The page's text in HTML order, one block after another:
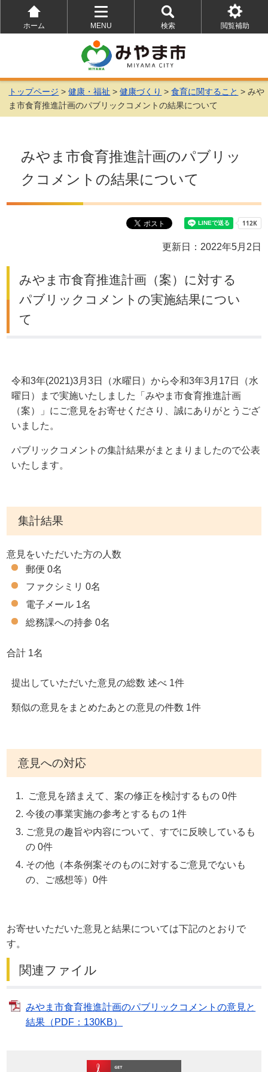
ホーム
MENU
を
開
く
検索
を
開
く
閲覧補助
を
トップページ >健康・福祉 >健康づくり >食育に関すること > みや
ま市食育推進計画のパブリックコメントの結果について
みやま市食育推進計画のパブリッ
クコメントの結果について
更新日：2022年5月2日
みやま市食育推進計画（案）に対する
パブリックコメントの実施結果につい
て
令和3年(2021)3月3日（水曜日）から令和3年3月17日（水
曜日）まで実施いたしました「みやま市食育推進計画
（案）」にご意見をお寄せくださり、誠にありがとうござ
いました。
パブリックコメントの集計結果がまとまりましたので公表
いたします。
集計結果
意見をいただいた方の人数
郵便 0名
ファクシミリ 0名
電子メール 1名
総務課への持参 0名
合計 1名
提出していただいた意見の総数 述べ 1件
類似の意見をまとめたあとの意見の件数 1件
意見への対応
ご意見を踏まえて、案の修正を検討するもの 0件
今後の事業実施の参考とするもの 1件
ご意見の趣旨や内容について、すでに反映しているも
の 0件
その他（本条例案そのものに対するご意見でないも
の、ご感想等）0件
お寄せいただいた意見と結果については下記のとおりで
す。
関連ファイル
みやま市食育推進計画のパブリックコメントの意見と
結果（PDF：130KB）